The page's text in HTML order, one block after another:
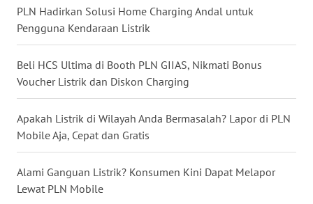
PLN Hadirkan Solusi Home Charging Andal untuk
Pengguna Kendaraan Listrik
Beli HCS Ultima di Booth PLN GIIAS, Nikmati Bonus
Voucher Listrik dan Diskon Charging
Apakah Listrik di Wilayah Anda Bermasalah? Lapor di PLN
Mobile Aja, Cepat dan Gratis
Alami Ganguan Listrik? Konsumen Kini Dapat Melapor
Lewat PLN Mobile
BALI
WN
WN